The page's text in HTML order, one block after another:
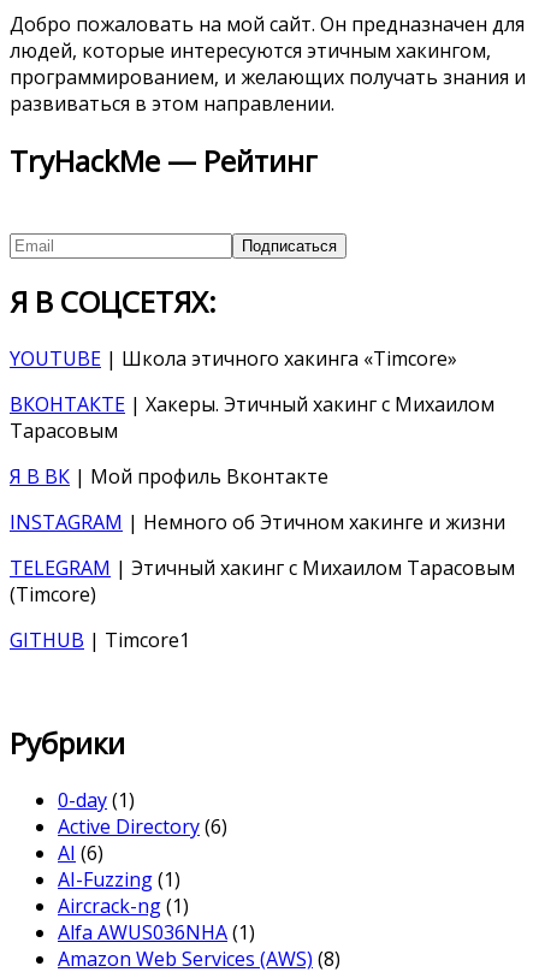
Добро пожаловать на мой сайт. Он предназначен для
людей, которые интересуются этичным хакингом,
программированием, и желающих получать знания и
развиваться в этом направлении.
TryHackMe — Рейтинг
Я В СОЦСЕТЯХ:
YOUTUBE | Школа этичного хакинга «Timcore»
ВКОНТАКТЕ | Хакеры. Этичный хакинг с Михаилом
Тарасовым
Я В ВК | Мой профиль Вконтакте
INSTAGRAM | Немного об Этичном хакинге и жизни
TELEGRAM | Этичный хакинг с Михаилом Тарасовым
(Timcore)
GITHUB | Timcore1
Рубрики
0-day(1)
Active Directory(6)
AI (6)
AI-Fuzzing(1)
Aircrack-ng(1)
Alfa AWUS036NHA(1)
Amazon Web Services (AWS) (8)